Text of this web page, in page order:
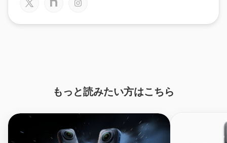
もっと読みたい方はこちら